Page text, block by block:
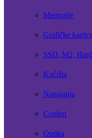
Memorije
Grafičke
SSD, M2,
Kućišta
Napajanja
Cooleri
Optika